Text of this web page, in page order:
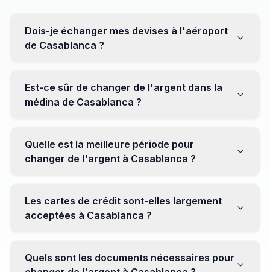
Dois-je échanger mes devises à l'aéroport
de Casablanca ?
être moins avantageux. Orientez-vous plutôt vers les
bureaux de change en ville pour obtenir de meilleurs
Est-ce sûr de changer de l'argent dans la
médina de Casablanca ?
établissements réputés pour éviter les surprises.
Quelle est la meilleure période pour
changer de l'argent à Casablanca ?
soyez attentif aux fluctuations pour maximiser la valeur
de vos devises.
Les cartes de crédit sont-elles largement
acceptées à Casablanca ?
Cependant, avoir un peu de monnaie locale peut être
Quels sont les documents nécessaires pour